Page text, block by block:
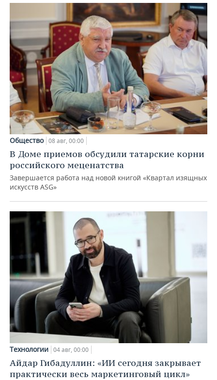
Общество 08 авг, 00:00
В Доме приемов обсудили татарские корни
российского меценатства
Завершается работа над новой книгой «Квартал изящных
искусств ASG»
Технологии 04 авг, 00:00
Айдар Гибадуллин: «ИИ сегодня закрывает
практически весь маркетинговый цикл»